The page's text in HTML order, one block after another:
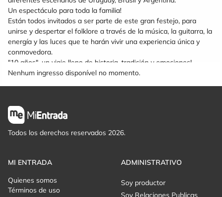
Un espectáculo para toda la familia!
Están todos invitados a ser parte de este gran festejo, para
unirse y despertar el folklore a través de la música, la guitarra, la
energía y las luces que te harán vivir una experiencia única y
conmovedora.
"10 años", un viaje lleno de historia, tradición y emociones!
Nenhum ingresso disponível no momento.
Todos los derechos reservados 2026.
MI ENTRADA
Quienes somos
Términos de uso
ADMINISTRATIVO
Soy productor
Soy Relaciones Publicas